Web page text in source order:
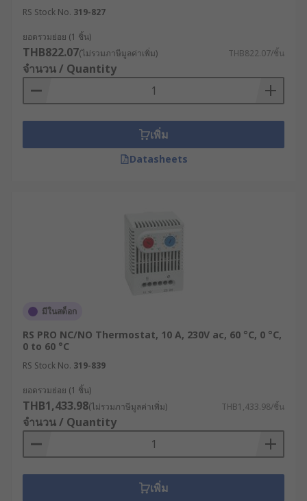
RS Stock No. 319-827
ยอดรวมย่อย (1 ชิ้น)
THB822.07(ไม่รวมภาษีมูลค่าเพิ่ม) THB822.07/ชิ้น
จำนวน / Quantity
เพิ่ม
Datasheets
มีในสต็อก
RS PRO NC/NO Thermostat, 10 A, 230V ac, 60 °C, 0 °C,
0 to 60 °C
RS Stock No. 319-839
ยอดรวมย่อย (1 ชิ้น)
THB1,433.98(ไม่รวมภาษีมูลค่าเพิ่ม) THB1,433.98/ชิ้น
จำนวน / Quantity
เพิ่ม